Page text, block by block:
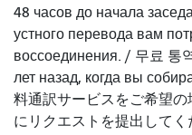
48 часов до начала
устного перевода вам
воссоединения. / 무료 통
лет назад, когда вы
料通訳サービスをご希望
にリクエストを提出してく